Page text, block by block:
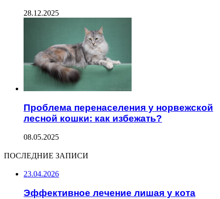
28.12.2025
Проблема перенаселения у норвежской
лесной кошки: как избежать?
08.05.2025
ПОСЛЕДНИЕ ЗАПИСИ
23.04.2026
Эффективное лечение лишая у кота